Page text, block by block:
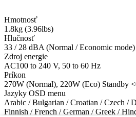
Hmotnosť‎
1.8kg (3.96lbs)‎
Hlučnosť‎
33 / 28 dBA (Normal / Economic mode)‎
Zdroj energie‎
AC100 to 240 V, 50 to 60 Hz‎
Príkon‎
270W (Normal), 220W (Eco) Standby
Jazyky OSD menu‎
Arabic / Bulgarian / Croatian / Czech /
Finnish / French / German / Greek /